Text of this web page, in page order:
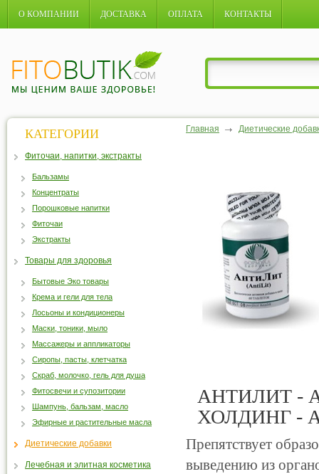
О КОМПАНИИ ДОСТАВКА ОПЛАТА КОНТАКТЫ
Главная Диетические
АНТИЛИТ -
ХОЛДИНГ -
Препятствует
выведению из
КАТЕГОРИИ
Фиточаи, напитки, экстракты
Бальзамы
Концентраты
Порошковые напитки
Фиточаи
Экстракты
Товары для здоровья
Бытовые Эко товары
Крема и гели для тела
Лосьоны и кондиционеры
Маски, тоники, мыло
Массажеры и аппликаторы
Сиропы, пасты, клетчатка
Скраб, молочко, гель для душа
Фитосвечи и супозитории
Шампунь, бальзам, масло
Эфирные и растительные масла
Диетические добавки
Лечебная и элитная косметика